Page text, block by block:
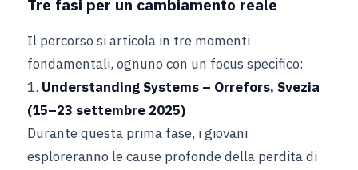
Tre fasi per un cambiamento reale
Il percorso si articola in tre momenti
fondamentali, ognuno con un focus specifico:
1. Understanding Systems – Orrefors, Svezia
(15–23 settembre 2025)
Durante questa prima fase, i giovani
esploreranno le cause profonde della perdita di